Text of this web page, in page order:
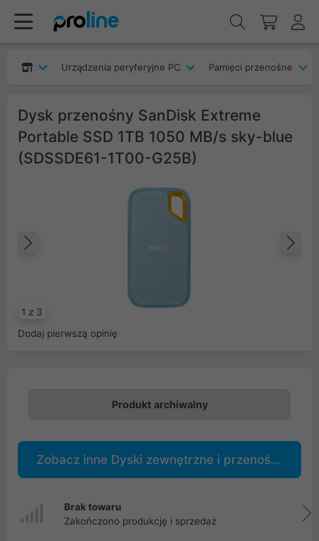
Urządzenia peryferyjne PC Pamięci przenośne
Dysk przenośny SanDisk Extreme
Portable SSD 1TB 1050 MB/s sky-blue
(SDSSDE61-1T00-G25B)
1 z 3
Dodaj pierwszą opinię
Produkt archiwalny
Zobacz inne Dyski zewnętrzne i przenośne
Brak towaru
Zakończono produkcję i sprzedaż